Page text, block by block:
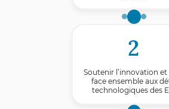
2
Soutenir l’innovation et
face ensemble aux
technologiques des